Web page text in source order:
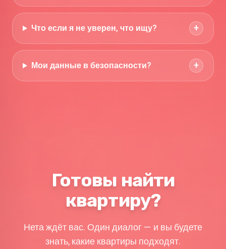
Что если я не уверен, что ищу? +
Мои данные в безопасности? +
Готовы найти
квартиру?
Нета ждёт вас. Один диалог — и вы будете
знать, какие квартиры подходят.